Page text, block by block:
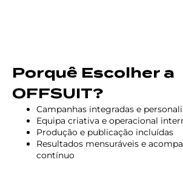
Porquê Escolher a
OFFSUIT?
Campanhas integradas e
Equipa criativa e operacional
Produção e publicação incluídas
Resultados mensuráveis e
contínuo